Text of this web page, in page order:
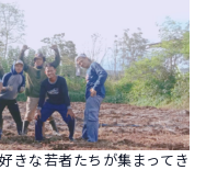
きな若者たちが集まってき